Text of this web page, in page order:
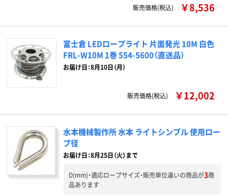
販売価格(税込)
￥8,536
富士倉 LEDロープライト 片面発光 10M 白色
FRL-W10M 1巻 554-5600（直送品）
お届け日：8月10日（月）
販売価格(税込) ￥12,002
水本機械製作所 水本 ライトシンブル 使用ロー
プ径
お届け日：8月25日（火）まで
D(mm)・適応ロープサイズ・販売単位違いの商品が3商
品あります